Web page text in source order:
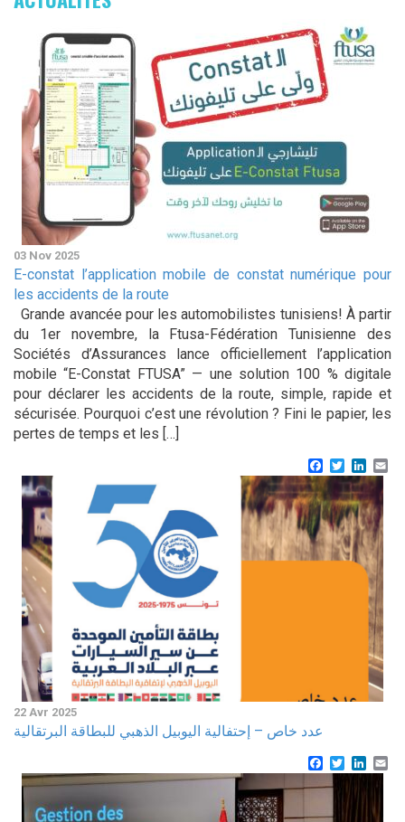
03 Nov 2025
E-constat l’application mobile de constat numérique pour
les accidents de la route
Grande avancée pour les automobilistes tunisiens! À partir
du 1er novembre, la Ftusa-Fédération Tunisienne des
Sociétés d’Assurances lance officiellement l’application
mobile “E-Constat FTUSA” — une solution 100 % digitale
pour déclarer les accidents de la route, simple, rapide et
sécurisée. Pourquoi c’est une révolution ? Fini le papier, les
pertes de temps et les […]
Facebook
Twitter
22 Avr 2025
عدد خاص – إحتفالية اليوبيل الذهبي للبطاقة البرتقالية
Facebook
Twitter